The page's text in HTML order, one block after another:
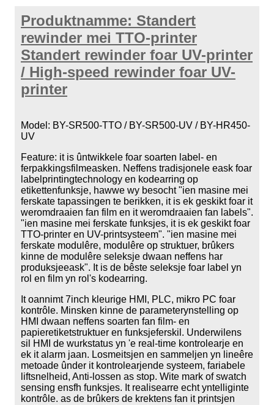
Produktnamme: Standert
rewinder mei TTO-printer
Standert rewinder foar UV-printer
/ High-speed rewinder foar UV-
printer
Model: BY-SR500-TTO / BY-SR500-UV / BY-HR450-
UV
Feature: it is ûntwikkele foar soarten label- en
ferpakkingsfilmeasken. Neffens tradisjonele eask foar
labelprintingtechnology en kodearring op
etikettenfunksje, hawwe wy besocht "ien masine mei
ferskate tapassingen te berikken, it is ek geskikt foar it
weromdraaien fan film en it weromdraaien fan labels".
"ien masine mei ferskate funksjes, it is ek geskikt foar
TTO-printer en UV-printsysteem". "ien masine mei
ferskate modulêre, modulêre op struktuer, brûkers
kinne de modulêre seleksje dwaan neffens har
produksjeeask". It is de bêste seleksje foar label yn
rol en film yn rol's kodearring.
It oannimt 7inch kleurige HMI, PLC, mikro PC foar
kontrôle. Minsken kinne de parameterynstelling op
HMI dwaan neffens soarten fan film- en
papieretiketstruktuer en funksjeferskil. Underwilens
sil HMI de wurkstatus yn 'e real-time kontrolearje en
ek it alarm jaan. Losmeitsjen en sammeljen yn lineêre
metoade ûnder it kontrolearjende systeem, fariabele
liftsnelheid, Anti-lossen as stop. Wite mark of swatch
sensing ensfh funksjes. It realisearre echt yntelliginte
kontrôle. as de brûkers de krektens fan it printsjen